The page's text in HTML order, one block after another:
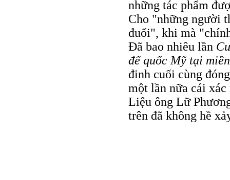
những tác phẩm
Cho "những người
đuổi", khi mà
Đã bao nhiêu lần
đế quốc Mỹ tại
đinh cuối cùng
một lần nữa cái
Liệu ông Lữ
trên đã không hề